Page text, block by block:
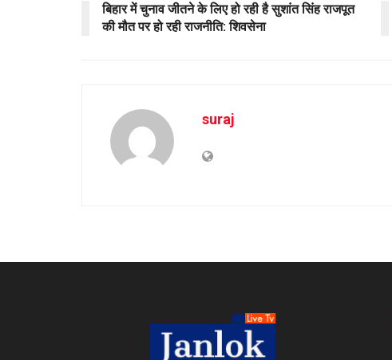
बिहार में चुनाव जीतने के लिए हो रही है सुशांत सिंह राजपूत
की मौत पर हो रही राजनीति: शिवसेना
suraj